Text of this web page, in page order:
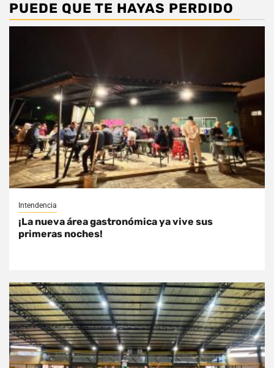
PUEDE QUE TE HAYAS PERDIDO
Intendencia
¡La nueva área gastronómica ya vive sus
primeras noches!